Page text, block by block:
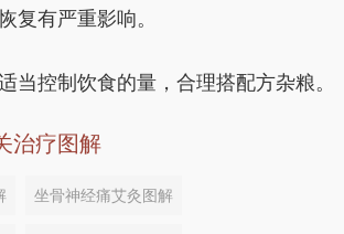
复有严重影响。
当控制饮食的量，合理搭配方杂粮。
治疗图解
坐骨神经痛艾灸图解